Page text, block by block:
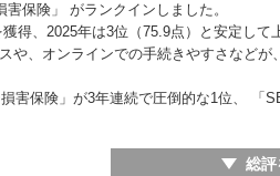
保険」 がランクインしました。
得、2025年は3位（75.9点）と安定し
や、オンラインでの手続きやすさなどが
害保険」が3年連続で圧倒的な1位、
総評